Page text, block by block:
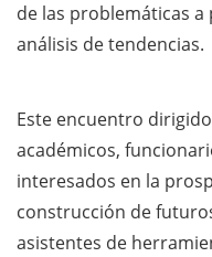
de las problemáticas
análisis de tendencias.
Este encuentro
académicos,
interesados en la
construcción de
asistentes de